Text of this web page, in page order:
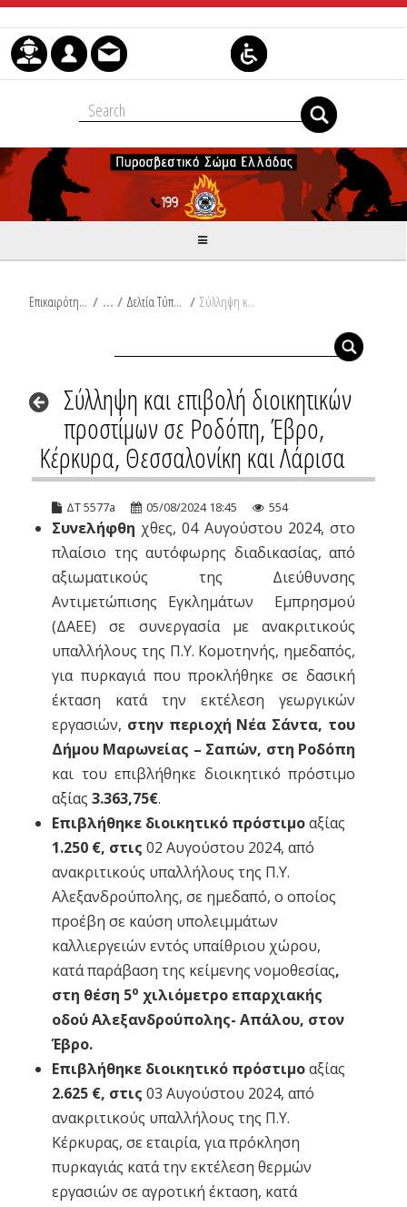
Μετάβαση στο περιεχόμενο
Επικαιρότητα / Δελτία Τύπου / Σύλληψη και επιβολή διοικητικών προστίμων σε Ροδόπη, Έβρο, Κέρκυρα, Θεσσαλονίκη και Λάρισα
Σύλληψη και επιβολή διοικητικών
προστίμων σε Ροδόπη, Έβρο,
Κέρκυρα, Θεσσαλονίκη και Λάρισα
ΔΤ 5577a 05/08/2024 18:45 554
Συνελήφθη χθες, 04 Αυγούστου 2024, στο
πλαίσιο της αυτόφωρης διαδικασίας, από
αξιωματικούς της Διεύθυνσης
Αντιμετώπισης Εγκλημάτων Εμπρησμού
(ΔΑΕΕ) σε συνεργασία με ανακριτικούς
υπαλλήλους της Π.Υ. Κομοτηνής, ημεδαπός,
για πυρκαγιά που προκλήθηκε σε δασική
έκταση κατά την εκτέλεση γεωργικών
εργασιών, στην περιοχή Νέα Σάντα, του
Δήμου Μαρωνείας – Σαπών, στη Ροδόπη
και του επιβλήθηκε διοικητικό πρόστιμο
αξίας 3.363,75€.
Επιβλήθηκε διοικητικό πρόστιμοαξίας
1.250 €, στις 02 Αυγούστου 2024, από
ανακριτικούς υπαλλήλους της Π.Υ.
Αλεξανδρούπολης, σε ημεδαπό, ο οποίος
προέβη σε καύση υπολειμμάτων
καλλιεργειών εντός υπαίθριου χώρου,
κατά παράβαση της κείμενης νομοθεσίας,
στη θέση 5ο χιλιόμετρο επαρχιακής
οδού Αλεξανδρούπολης- Απάλου, στον
Έβρο.
Επιβλήθηκε διοικητικό πρόστιμοαξίας
2.625 €, στις 03 Αυγούστου 2024, από
ανακριτικούς υπαλλήλους της Π.Υ.
Κέρκυρας, σε εταιρία, για πρόκληση
πυρκαγιάς κατά την εκτέλεση θερμών
εργασιών σε αγροτική έκταση, κατά